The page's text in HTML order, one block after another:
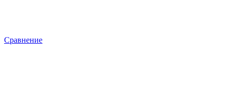
Сравнение